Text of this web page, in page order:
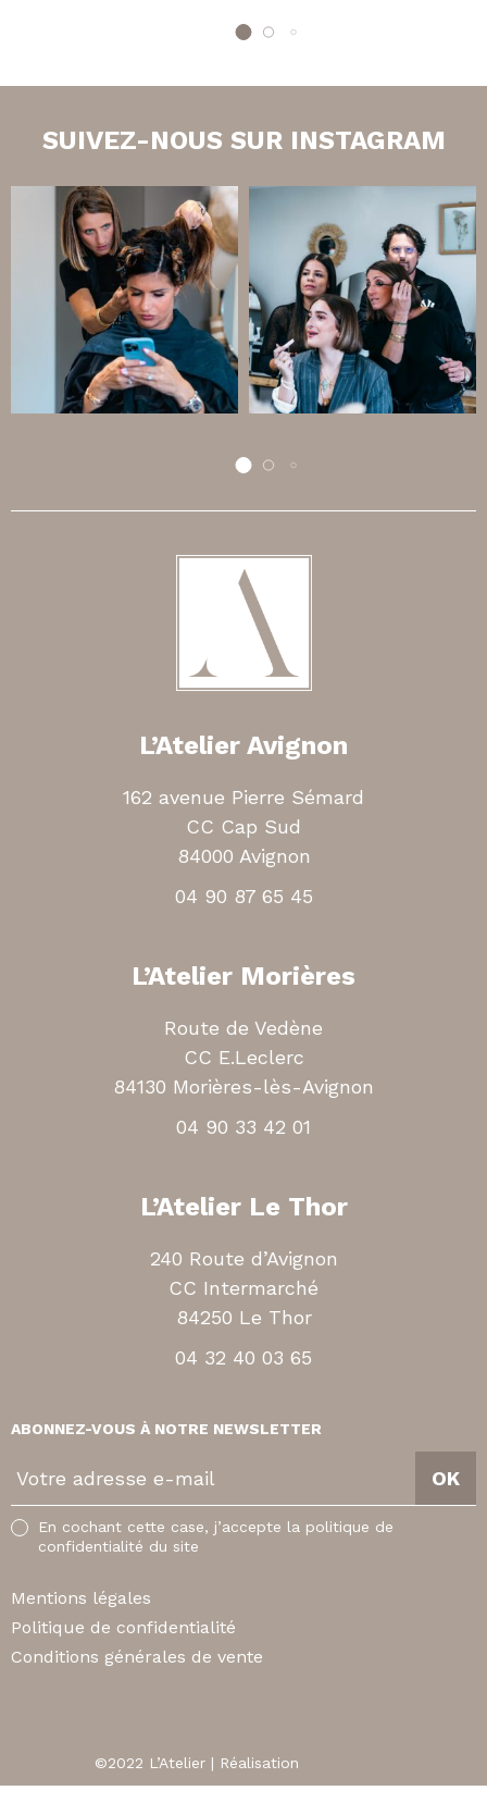
SUIVEZ-NOUS SUR INSTAGRAM
L’Atelier Avignon
162 avenue Pierre Sémard
CC Cap Sud
84000 Avignon
04 90 87 65 45
L’Atelier Morières
Route de Vedène
CC E.Leclerc
84130 Morières-lès-Avignon
04 90 33 42 01
L’Atelier Le Thor
240 Route d’Avignon
CC Intermarché
84250 Le Thor
04 32 40 03 65
ABONNEZ-VOUS À NOTRE NEWSLETTER
t
r
a
d
r
OK
En cochant cette case, j’accepte la politique de
confidentialité du site
Mentions légales
Politique de confidentialité
Conditions générales de vente
©2022 L’Atelier | Réalisation